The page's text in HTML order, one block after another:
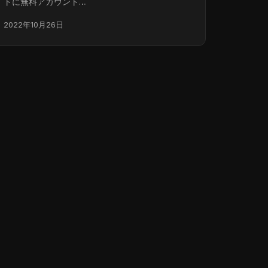
2022年10月26日